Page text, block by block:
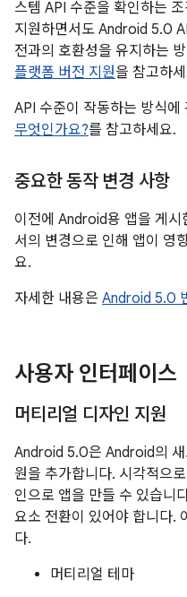
스템 API 수준을 확인하는
지원하면서도 Android 5.0
전과의 호환성을 유지하는
플랫폼 버전 지원을 참고하
API 수준이 작동하는 방식에
무엇인가요?를 참고하세요.
중요한 동작 변경 사항
이전에 Android용 앱을 게
서의 변경으로 인해 앱이 영
요.
자세한 내용은 Android 5.0
사용자 인터페이스
머티리얼 디자인 지원
Android 5.0은 Android의 새
원을 추가합니다. 시각적으
인으로 앱을 만들 수 있습니
요소 전환이 있어야 합니다.
다.
머티리얼 테마